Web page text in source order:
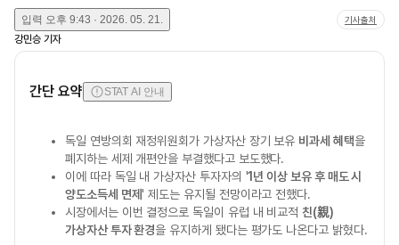
입력 오후 9:43 · 2026. 05. 21. 기사출처
강민승 기자
간단 요약 STAT AI 안내
독일 연방의회 재정위원회가 가상자산 장기 보유 비과세 혜택을
폐지하는 세제 개편안을 부결했다고 보도했다.
이에 따라 독일 내 가상자산 투자자의 '1년 이상 보유 후 매도 시
양도소득세 면제' 제도는 유지될 전망이라고 전했다.
시장에서는 이번 결정으로 독일이 유럽 내 비교적 친(親)
가상자산 투자 환경을 유지하게 됐다는 평가도 나온다고 밝혔다.